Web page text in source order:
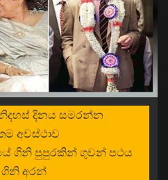
දිනය සමරන්න
අවස්ථාව
ගිනි පුපුරකින් ගුවන් පථය
අරන්